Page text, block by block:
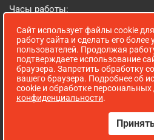
Часы работы:
Суббота, Воскресенье: с 8:00 до
г. Йошкар-Ола, ул.
Тел.: (8362) 41-07-31
Часы работы:
Понедельник – Пятница: с 8:00
Сайт использует файлы cookie
работу сайта и сделать его
пользователей. Продолжая
подтверждаете использование
браузера. Запретить обработку
вашего браузера. Подробнее об
cookie и обработке
конфиденциальности.